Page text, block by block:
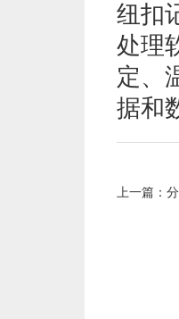
纽扣
处理
定、
据和
上一篇：